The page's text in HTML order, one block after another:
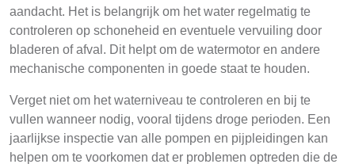
aandacht. Het is belangrijk om het water regelmatig te
controleren op schoneheid en eventuele vervuiling door
bladeren of afval. Dit helpt om de watermotor en andere
mechanische componenten in goede staat te houden.
Verget niet om het waterniveau te controleren en bij te
vullen wanneer nodig, vooral tijdens droge perioden. Een
jaarlijkse inspectie van alle pompen en pijpleidingen kan
helpen om te voorkomen dat er problemen optreden die de